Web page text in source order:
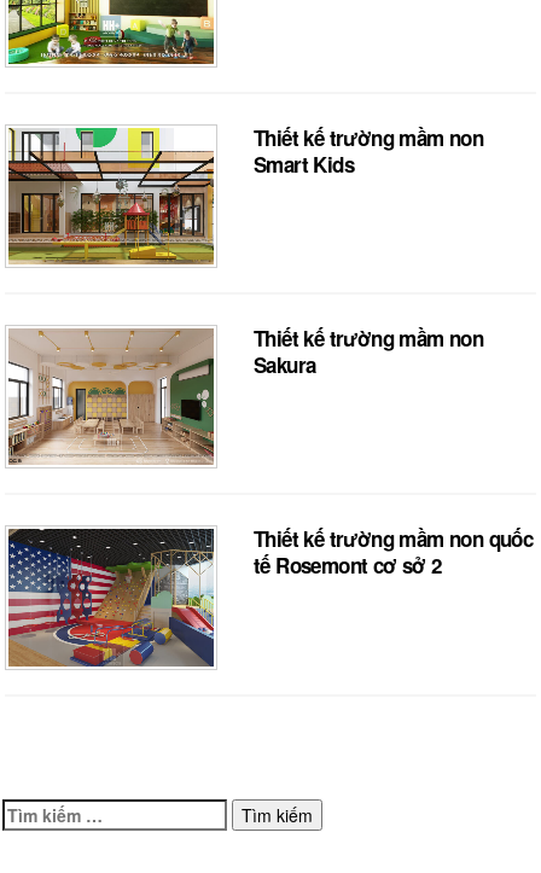
Thiết kế trường mầm non
Smart Kids
Thiết kế trường mầm non
Sakura
Thiết kế trường mầm non quốc
tế Rosemont cơ sở 2
Tìm
kiếm